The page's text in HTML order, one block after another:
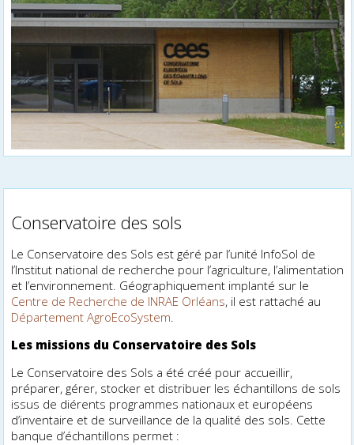
Conservatoire des sols
Le Conservatoire des Sols est géré par l’unité InfoSol de
l’Institut national de recherche pour l’agriculture, l’alimentation
et l’environnement. Géographiquement implanté sur le
Centre de Recherche de INRAE Orléans, il est rattaché au
Département AgroEcoSystem.
Les missions du Conservatoire des Sols
Le Conservatoire des Sols a été créé pour accueillir,
préparer, gérer, stocker et distribuer les échantillons de sols
issus de différents programmes nationaux et européens
d’inventaire et de surveillance de la qualité des sols. Cette
banque d’échantillons permet :